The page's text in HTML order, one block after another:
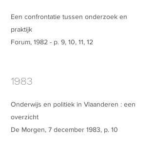
Een confrontatie tussen onderzoek en
praktijk
Forum, 1982 - p. 9, 10, 11, 12
1983
Onderwijs en politiek in Vlaanderen : een
overzicht
De Morgen, 7 december 1983, p. 10